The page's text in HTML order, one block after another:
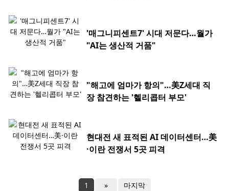
'매그니피센트7' 시대 저문다…월가
"AI는 생산적 거품"
"해고에 엄마가 항의"…美Z세대 직
장 참견하는 '헬리콥터 부모'
현대전 새 표적된 AI 데이터센터…美
·이란 전쟁서 5곳 피격
1 » 마지막